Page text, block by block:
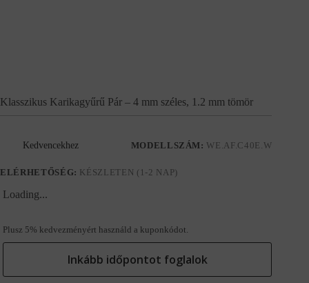
Klasszikus Karikagyűrű Pár – 4 mm széles, 1.2 mm tömör
MODELLSZÁM: WE.AF.C40E.W
ELÉRHETŐSÉG: KÉSZLETEN (1-2 NAP)
Kedvencekhez
Loading...
Plusz 5% kedvezményért használd a kuponkódot.
Inkább időpontot foglalok